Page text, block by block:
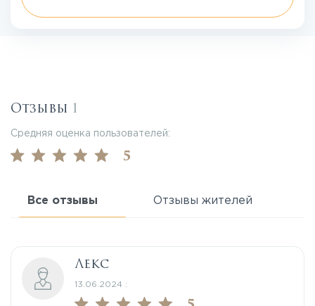
Отзывы 1
Средняя оценка пользователей:
5
Все отзывы Отзывы жителей
Лекс
13.06.2024 :